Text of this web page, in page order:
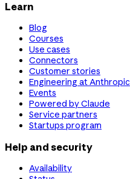
Learn
Blog
Courses
Use cases
Connectors
Customer stories
Engineering at Anthropic
Events
Powered by Claude
Service partners
Startups program
Help and security
Availability